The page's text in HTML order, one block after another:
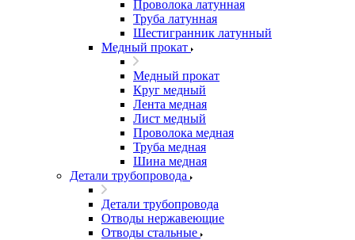
Проволока латунная
Труба латунная
Шестигранник латунный
Медный прокат
Медный прокат
Круг медный
Лента медная
Лист медный
Проволока медная
Труба медная
Шина медная
Детали трубопровода
Детали трубопровода
Отводы нержавеющие
Отводы стальные